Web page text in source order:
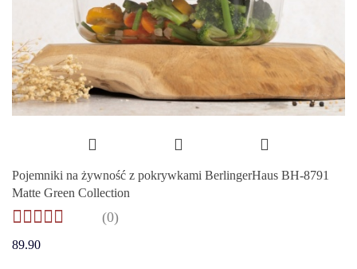
Pojemniki na żywność z pokrywkami BerlingerHaus BH-8791
Matte Green Collection
(0)
89.90